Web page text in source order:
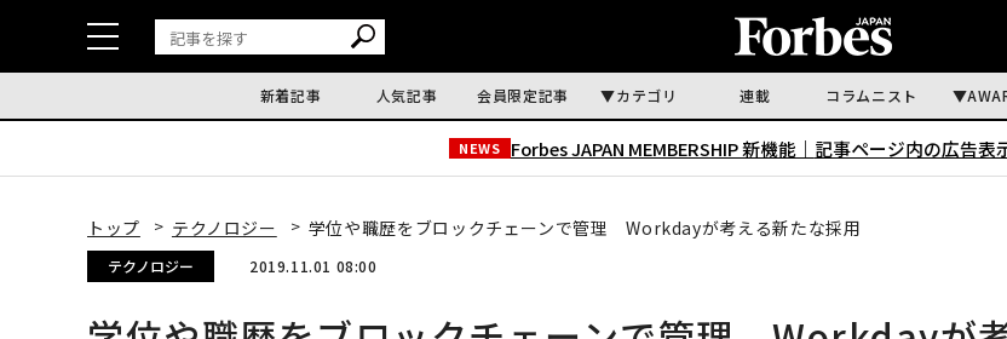
新着記事 人気記事 会員限定記事 カテゴリ 連載 コラムニスト
NEWS Forbes JAPAN MEMBERSHIP 新機能｜ 記事ページ内の広告表
トップ テクノロジー 学位や職歴をブロックチェーンで管理 Workdayが考える新たな採用
テクノロジー 2019.11.01 08:00